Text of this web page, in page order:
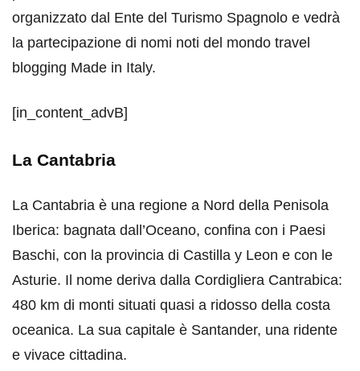
organizzato dal Ente del Turismo Spagnolo e vedrà
la partecipazione di nomi noti del mondo travel
blogging Made in Italy.
[in_content_advB]
La Cantabria
La Cantabria è una regione a Nord della Penisola
Iberica: bagnata dall’Oceano, confina con i Paesi
Baschi, con la provincia di Castilla y Leon e con le
Asturie. Il nome deriva dalla Cordigliera Cantrabica:
480 km di monti situati quasi a ridosso della costa
oceanica. La sua capitale è Santander, una ridente
e vivace cittadina.